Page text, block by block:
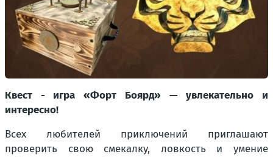
Квест - игра «Форт Боярд» — увлекательно и
интересно!
Всех любителей приключений приглашают
проверить свою смекалку, ловкость и умение